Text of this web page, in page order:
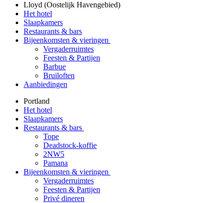
Lloyd (Oostelijk Havengebied)
Het hotel
Slaapkamers
Restaurants & bars
Bijeenkomsten & vieringen
Vergaderruimtes
Feesten & Partijen
Barbue
Bruiloften
Aanbiedingen
Portland
Het hotel
Slaapkamers
Restaurants & bars
Tope
Deadstock-koffie
2NW5
Pamana
Bijeenkomsten & vieringen
Vergaderruimtes
Feesten & Partijen
Privé dineren